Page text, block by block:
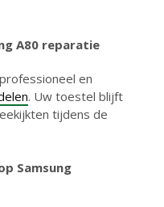
A80 reparatie
en
. Uw toestel blijft
tijdens de
Samsung